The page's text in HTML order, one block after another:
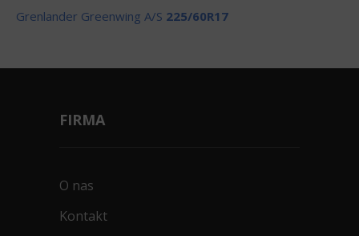
Grenlander Greenwing A/S 225/60R17
FIRMA
O nas
Kontakt